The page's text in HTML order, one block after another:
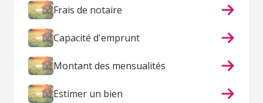
Frais de notaire
Capacité d'emprunt
Montant des mensualités
Estimer un bien